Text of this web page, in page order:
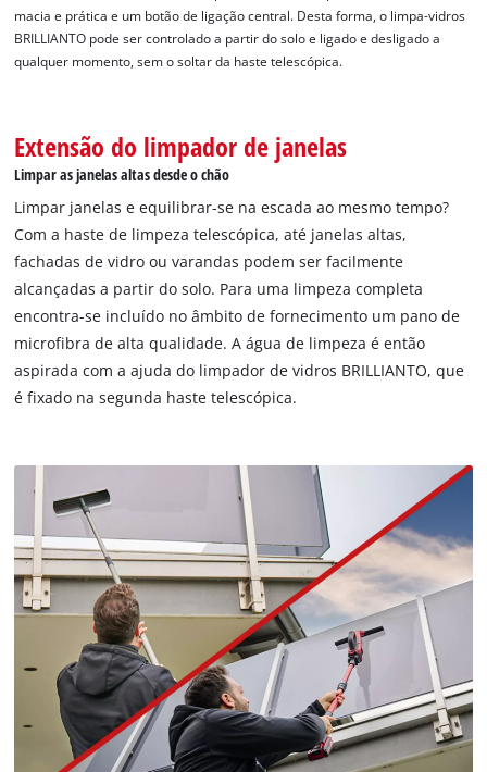
Precisamos do seu consentimento para
carregar o serviço Google Maps!
visitor. The website owner needs to setup
the site with their CMP to add this content
to the list of technologies used.
Powered by Usercentrics Consent
Management Platform
macia e prática e um botão de ligação central. Desta forma, o limpa-vidros
BRILLIANTO pode ser controlado a partir do solo e ligado e desligado a
qualquer momento, sem o soltar da haste telescópica.
Extensão do limpador de janelas
Limpar as janelas altas desde o chão
Limpar janelas e equilibrar-se na escada ao mesmo tempo?
Com a haste de limpeza telescópica, até janelas altas,
fachadas de vidro ou varandas podem ser facilmente
alcançadas a partir do solo. Para uma limpeza completa
encontra-se incluído no âmbito de fornecimento um pano de
microfibra de alta qualidade. A água de limpeza é então
aspirada com a ajuda do limpador de vidros BRILLIANTO, que
é fixado na segunda haste telescópica.